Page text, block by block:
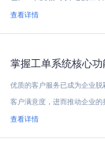
感...
查看详情
掌握工单系统核心
优质的客户服务已成为企业
客户满意度，进而推动企业
种...
查看详情